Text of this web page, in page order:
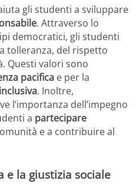
gli studenti a sviluppare
. Attraverso lo
democratici, gli studenti
tolleranza, del rispetto
Questi valori sono
pacifica e per la
. Inoltre,
l’importanza dell’impegno
a partecipare
e a contribuire al
e la giustizia sociale